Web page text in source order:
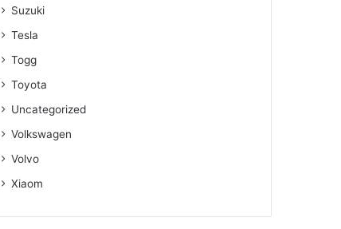
Suzuki
Tesla
Togg
Toyota
Uncategorized
Volkswagen
Volvo
Xiaom